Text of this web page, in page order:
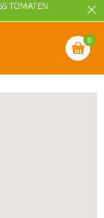
TOMATEN
0